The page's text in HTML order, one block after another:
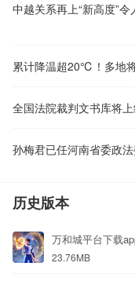
中越关系再上“新高度”令
孙梅君已任河南省委政
历史版本
万和城平台下载
23.76MB